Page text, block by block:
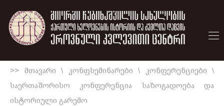
>> მთავარი \ კონფსემინარები \ კონფერენციები \
საერთაშორისო კონფერენცია საზოგადოება და
ისტორიული გარემო